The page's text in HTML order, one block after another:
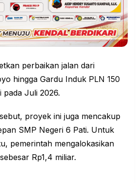
perbaikan jalan dari
hingga Gardu Induk PLN 150
pada Juli 2026.
proyek ini juga mencakup
SMP Negeri 6 Pati. Untuk
pemerintah mengalokasikan
Rp1,4 miliar.